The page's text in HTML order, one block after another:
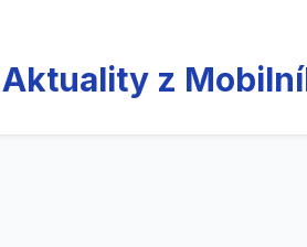
Aktuality z